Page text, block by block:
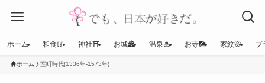
ホーム 和食🥢 神社⛩ お城🏯 温泉♨ お寺🎑 家紋🌸 プ
ホーム 室町時代(1336年-1573年)